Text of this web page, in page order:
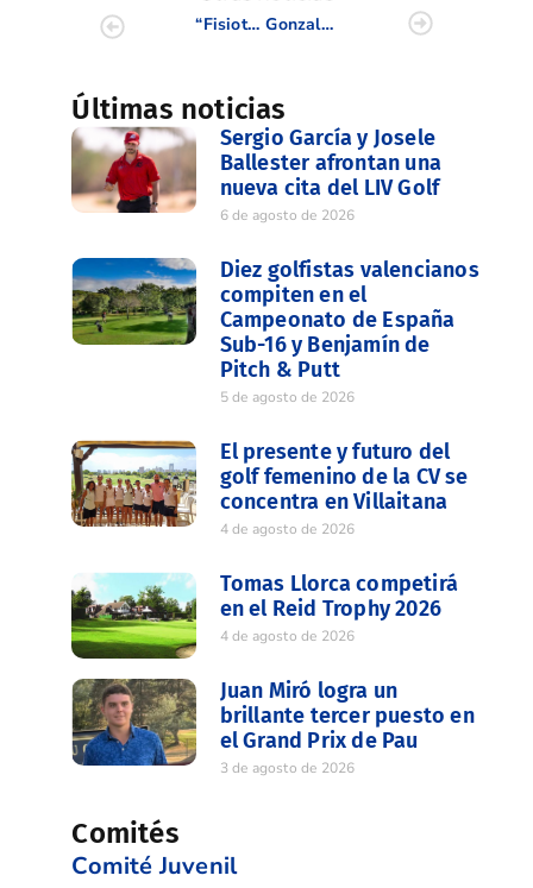
“Fisioterapia” se adjudica en Alenda la octava prueba de la Copa Levante
Gonzalo Gracia y Jorge Girona y Marta Pérez viajan a la conquista del Reid Trophy y Annika Invitational
Últimas noticias
Sergio García y Josele
Ballester afrontan una
nueva cita del LIV Golf
6 de agosto de 2026
Diez golfistas valencianos
compiten en el
Campeonato de España
Sub-16 y Benjamín de
Pitch & Putt
5 de agosto de 2026
El presente y futuro del
golf femenino de la CV se
concentra en Villaitana
4 de agosto de 2026
Tomas Llorca competirá
en el Reid Trophy 2026
4 de agosto de 2026
Juan Miró logra un
brillante tercer puesto en
el Grand Prix de Pau
3 de agosto de 2026
Comités
Comité Juvenil